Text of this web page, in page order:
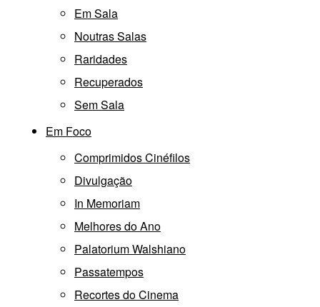
Em Sala
Noutras Salas
Raridades
Recuperados
Sem Sala
Em Foco
Comprimidos Cinéfilos
Divulgação
In Memoriam
Melhores do Ano
Palatorium Walshiano
Passatempos
Recortes do Cinema